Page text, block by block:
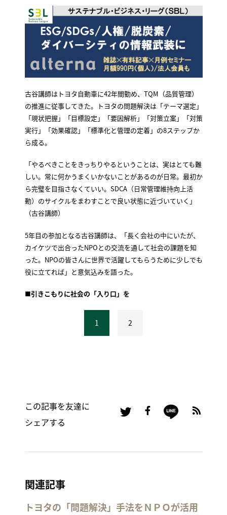
古谷講師はトヨタ自動車に42年間勤め、TQM（品質管理）
の推進に従事してきた。トヨタの問題解決は「テーマ選定」
「現状把握」「目標設定」「要因解析」「対策立案」「対策
実行」「効果確認」「標準化と管理の定着」の8ステップか
ら成る。
「やるべきことをきっちりやるということは、実はとても難
しい。常に何かうまくいかないことがあるのが日常。最初か
ら完璧を目指さなくていい。SDCA（日常管理維持向上活
動）のサイクルをまわすことで良い状態に近づいていく」
（古谷講師）
5年目の参加となる古谷講師は、「長く会社の中にいたが、
カイケツで出合ったNPOとの交流を通して社会の課題を知
った。NPOの皆さんに世界で活躍してもらうために少しでも
役に立てれば」と意気込みを語った。
■引きこもりに社会の「入り口」を
1 2
この記事を友達に
シェアする
関連記事
トヨタの「問題解決」手法をＮＰＯが活用